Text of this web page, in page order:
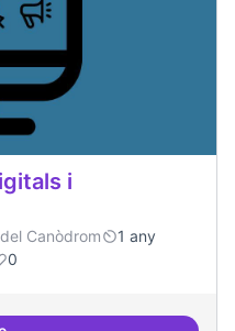
i
Canòdrom
1 any
0